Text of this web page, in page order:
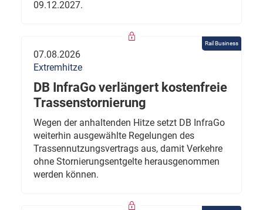
09.12.2027.
Rail Business
07.08.2026
Extremhitze
DB InfraGo verlängert kostenfreie
Trassenstornierung
Wegen der anhaltenden Hitze setzt DB InfraGo
weiterhin ausgewählte Regelungen des
Trassennutzungsvertrags aus, damit Verkehre
ohne Stornierungsentgelte herausgenommen
werden können.